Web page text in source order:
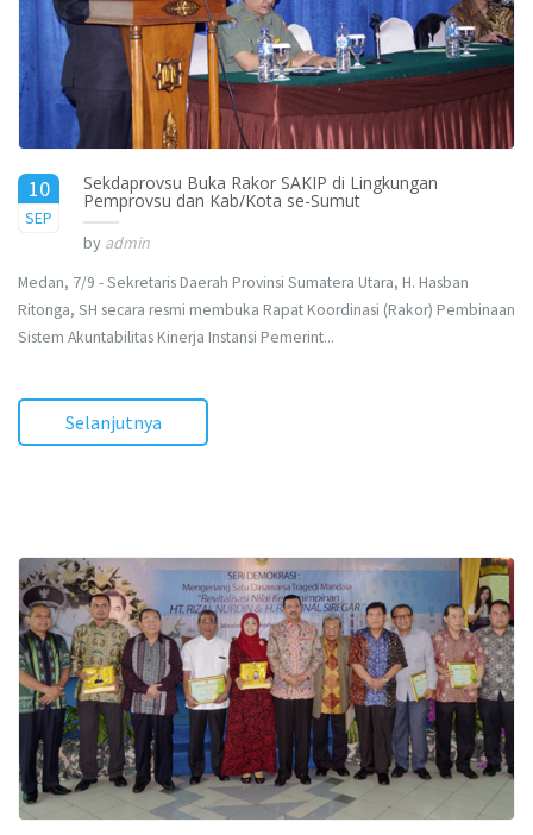
10
SEP
2015
Sekdaprovsu Buka Rakor SAKIP di Lingkungan
Pemprovsu dan Kab/Kota se-Sumut
by admin
Medan, 7/9 - Sekretaris Daerah Provinsi Sumatera Utara, H. Hasban
Ritonga, SH secara resmi membuka Rapat Koordinasi (Rakor) Pembinaan
Sistem Akuntabilitas Kinerja Instansi Pemerint...
Selanjutnya